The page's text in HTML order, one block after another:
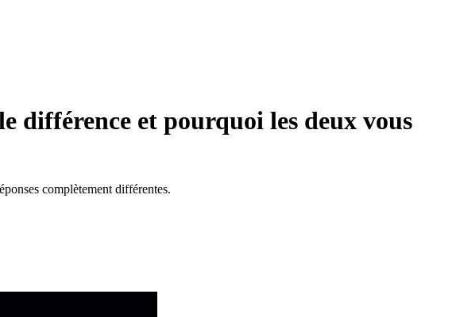
différence et pourquoi les deux vous
complètement différentes.